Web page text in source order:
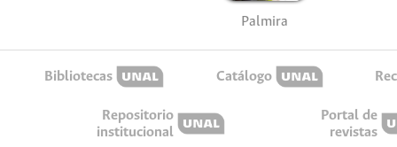
Palmira
Bibliotecas Catálogo
Repositorio
institucional
Portal de
revistas